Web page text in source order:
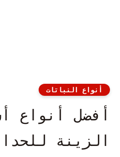
أنواع النباتات
أفضل أنواع
الزينة